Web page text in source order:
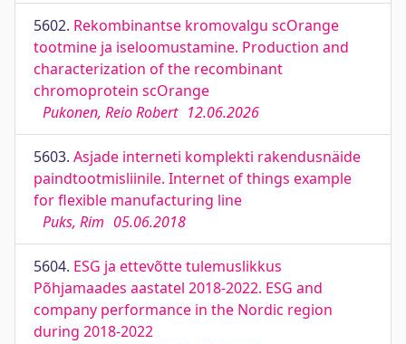
5602. Rekombinantse kromovalgu scOrange
tootmine ja iseloomustamine. Production and
characterization of the recombinant
chromoprotein scOrange
Pukonen, Reio Robert 12.06.2026
5603. Asjade interneti komplekti rakendusnäide
paindtootmisliinile. Internet of things example
for flexible manufacturing line
Puks, Rim 05.06.2018
5604. ESG ja ettevõtte tulemuslikkus
Põhjamaades aastatel 2018-2022. ESG and
company performance in the Nordic region
during 2018-2022